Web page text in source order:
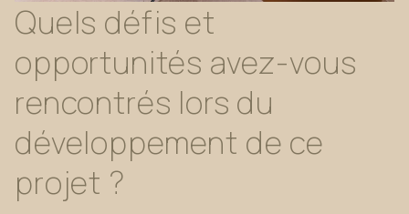
Quels défis et
opportunités avez-vous
rencontrés lors du
développement de ce
projet ?